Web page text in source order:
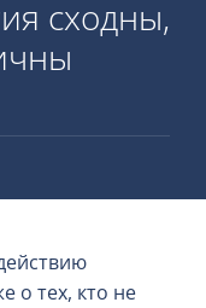
сходны,
о тех, кто не